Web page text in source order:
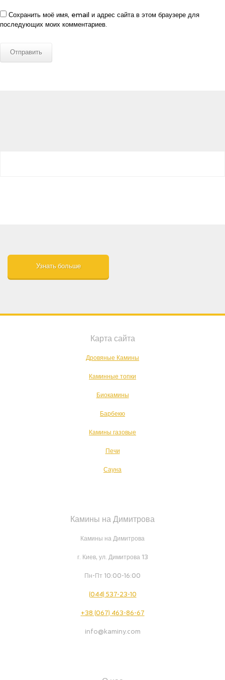
Сохранить моё имя, email и адрес сайта в этом браузере для
последующих моих комментариев.
Узнать больше
Карта сайта
Дровяные Камины
Каминные топки
Биокамины
Барбекю
Камины газовые
Печи
Сауна
Камины на Димитрова
Камины на Димитрова
г. Киев, ул. Димитрова 13
Пн-Пт 10:00-16:00
(044) 537-23-10
+38 (067) 463-86-67
info@kaminy.com